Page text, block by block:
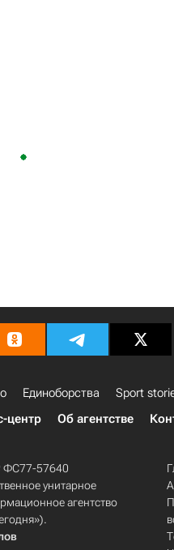
Единоборства Sport
центр Об агентстве
ФС77-57640
унитарное
агентство